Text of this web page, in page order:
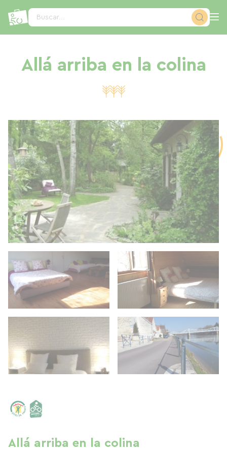
Buscar...
Allá arriba en la colina
Allá arriba en la colina
Panel de gestión de cookies